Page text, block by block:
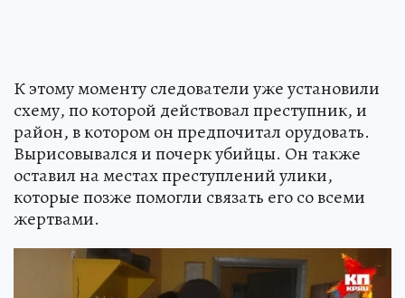
К этому моменту следователи уже установили
схему, по которой действовал преступник, и
район, в котором он предпочитал орудовать.
Вырисовывался и почерк убийцы. Он также
оставил на местах преступлений улики,
которые позже помогли связать его со всеми
жертвами.